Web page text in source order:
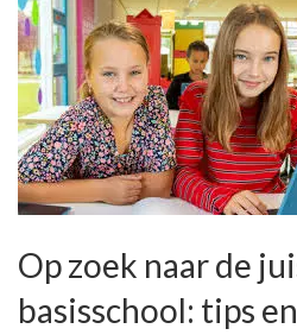
Op zoek naar de
basisschool: tips